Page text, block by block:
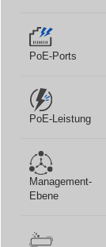
PoE-Ports
PoE-Leistung
Management-
Ebene